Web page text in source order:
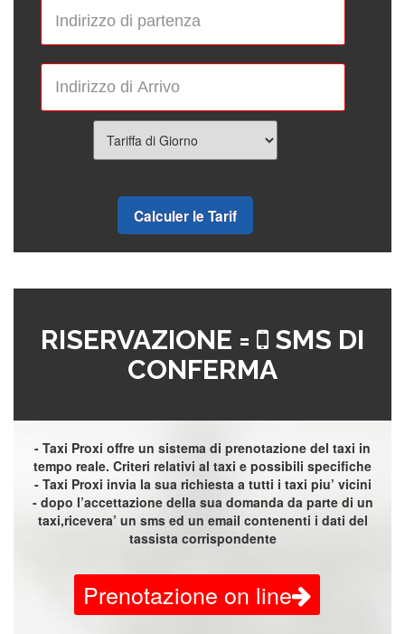
Calculer le Tarif
RISERVAZIONE =
SMS DI
CONFERMA
- Taxi Proxi offre un sistema di prenotazione del taxi in
tempo reale. Criteri relativi al taxi e possibili specifiche
- Taxi Proxi invia la sua richiesta a tutti i taxi piu’ vicini
- dopo l’accettazione della sua domanda da parte di un
taxi,ricevera’ un sms ed un email contenenti i dati del
tassista corrispondente
Prenotazione on line